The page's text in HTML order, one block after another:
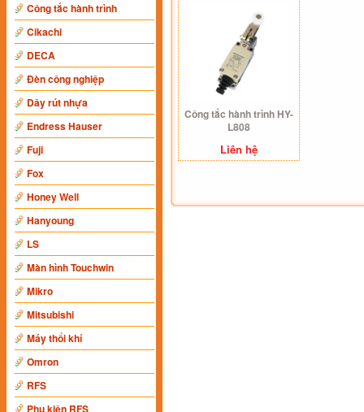
Công tắc hành trình
Cikachi
DECA
Đèn công nghiệp
Dây rút nhựa
Endress Hauser
Fuji
Fox
Honey Well
Hanyoung
LS
Màn hình Touchwin
Mikro
Mitsubishi
Máy thổi khí
Omron
RFS
Phụ kiện RFS
Công tắc hành trình HY-
L808
Liên hệ